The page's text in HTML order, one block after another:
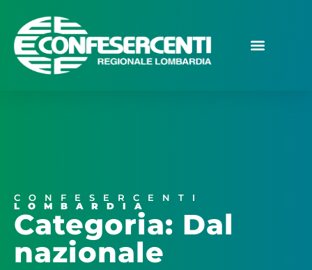
CONFESERCENTI
LOMBARDIA
Categoria: Dal
nazionale